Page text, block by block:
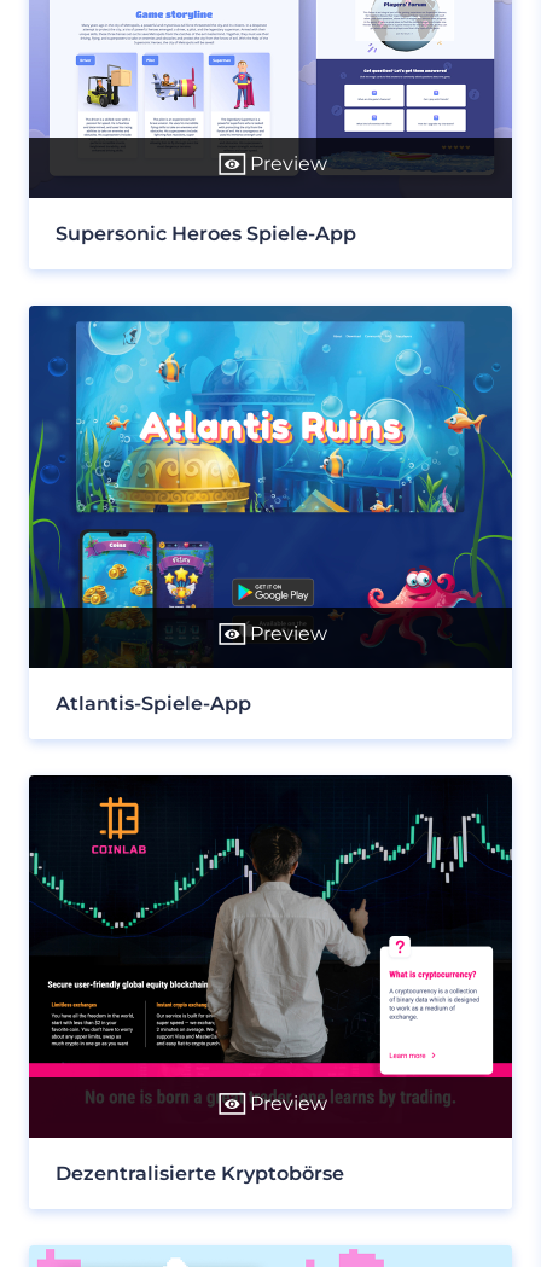
Preview
Supersonic Heroes Spiele-App
Preview
Atlantis-Spiele-App
Preview
Dezentralisierte Kryptobörse